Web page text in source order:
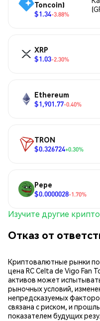
Toncoin)
$1.34-3.88%
XRP
$1.03-2.30%
Ethereum
$1,901.77-0.40%
TRON
$0.326724+0.30%
Pepe
$0.0000028-1.70%
Изучите другие
Отказ от
Криптовалютные рынки
цена RC Celta de Vigo Fan
активов может
рыночных условий,
непредсказуемых
связана с риском, и
показателем будущих